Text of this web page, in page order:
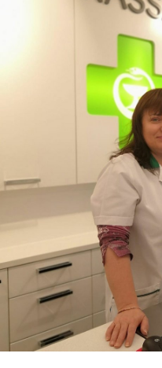
Autoala
Hydrauliikka
Johtaminen ja
Kasvatus- ja
Kone- ja
Kotoutuminen
Suomen
Halil löysi